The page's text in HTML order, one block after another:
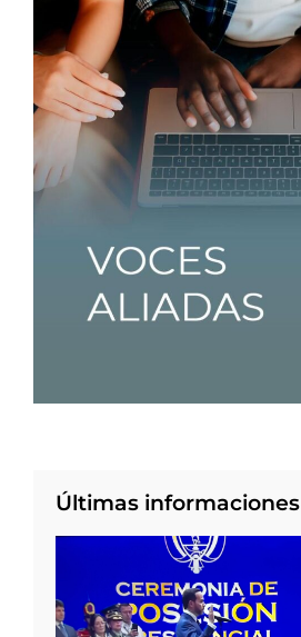
Últimas informaciones